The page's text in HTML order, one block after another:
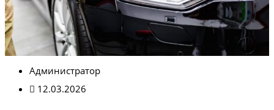
Администратор
12.03.2026